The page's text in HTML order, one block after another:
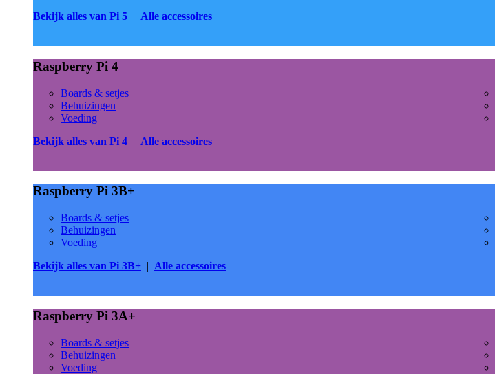
Bekijk alles van Pi 5 | Alle accessoires
Raspberry Pi 4
Boards & setjes
Behuizingen
Voeding
Bekijk alles van Pi 4 | Alle accessoires
Raspberry Pi 3B+
Boards & setjes
Behuizingen
Voeding
Bekijk alles van Pi 3B+ | Alle accessoires
Raspberry Pi 3A+
Boards & setjes
Behuizingen
Voeding